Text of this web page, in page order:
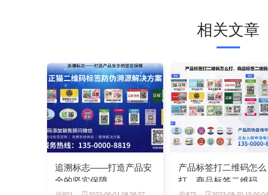
相关文章
追溯标志——打造产品安
全的坚实保障
产品标签打二维码怎么
打，商品标签二维码